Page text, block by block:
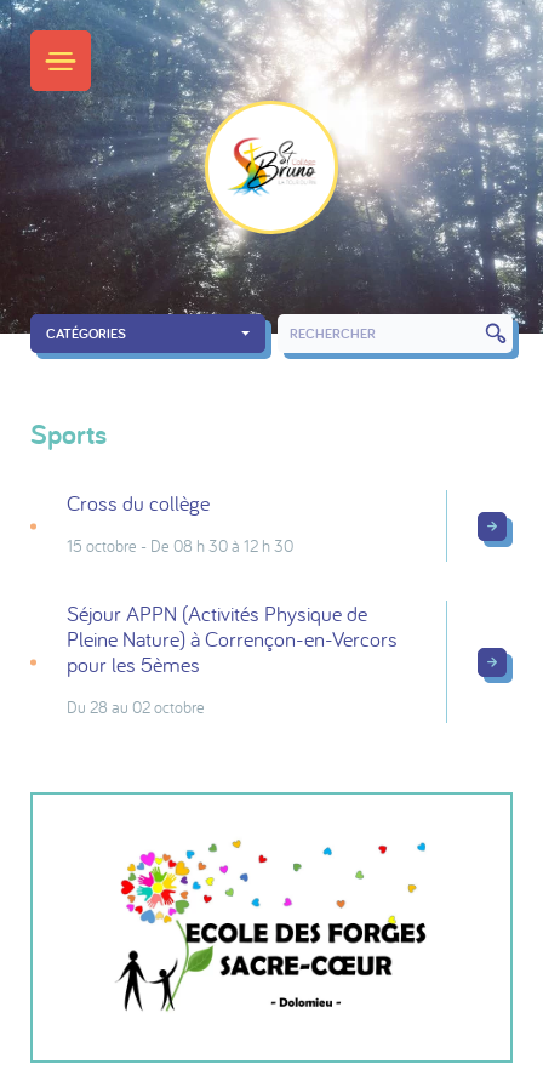
Skip
to
content
PRIMARY MENU
CATÉGORIES
Sports
Cross du collège
15 octobre - De 08 h 30 à 12 h 30
Séjour APPN (Activités Physique de
Pleine Nature) à Corrençon-en-Vercors
pour les 5èmes
Du 28 au 02 octobre